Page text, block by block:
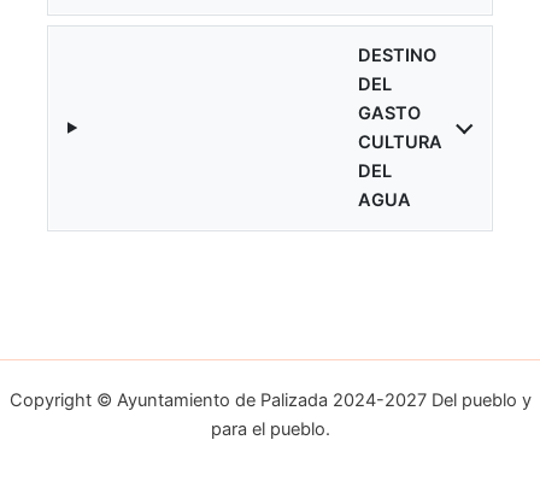
DESTINO
DEL
GASTO
CULTURA
DEL
AGUA
Copyright © Ayuntamiento de Palizada 2024-2027 Del pueblo y
para el pueblo.